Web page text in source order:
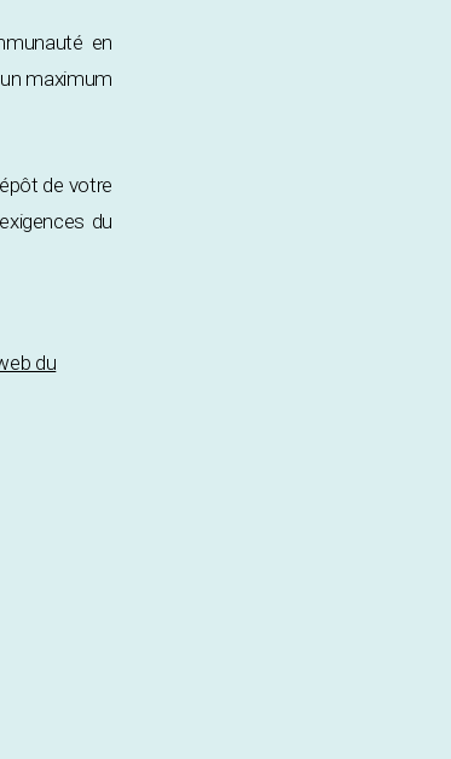
en
maximum
de votre
du
du